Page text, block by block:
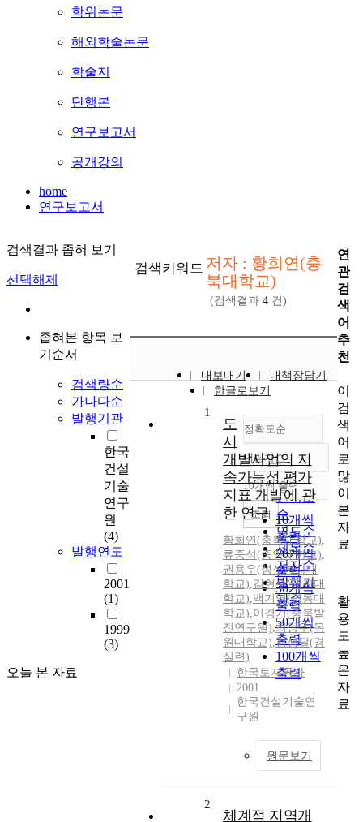
학위논문
해외학술논문
학술지
단행본
연구보고서
공개강의
home
연구보고서
검색결과 좁혀 보기
선택해제
좁혀본 항목 보
기순서
검색량순
가나다순
발행기관
한국
건설
기술
연구
원
(4)
발행연도
2001
(1)
1999
(3)
오늘 본 자료
검색키워드 저자 : 황희연(충
북대학교)
(검색결과 4 건)
내보내기
내책장담기
한글로보기
정확도순
정확도
순
인기도
순
연도순
제목순
저자순
발행기
관순
내림차순
내림차순
10개씩 출력
10개씩
출력
20개씩
출력
30개씩
출력
50개씩
출력
100개씩
출력
조회
1
도
시
개발사업의 지
속가능성 평가
지표 개발에 관
한 연구
황희연(충북대학교),
류중석(중앙대학교),
권용우(성신여자대
학교),김현수(대진대
학교),백기영(영동대
학교),이경기(충북발
전연구원),최정우(목
원대학교),김성달(경
실련)
한국토지공사
2001
한국건설기술연
구원
원문보기
2
체계적 지역개
연
관
검
색
어
추
천
이
검
색
어
로
많
이
본
자
료
활
용
도
높
은
자
료